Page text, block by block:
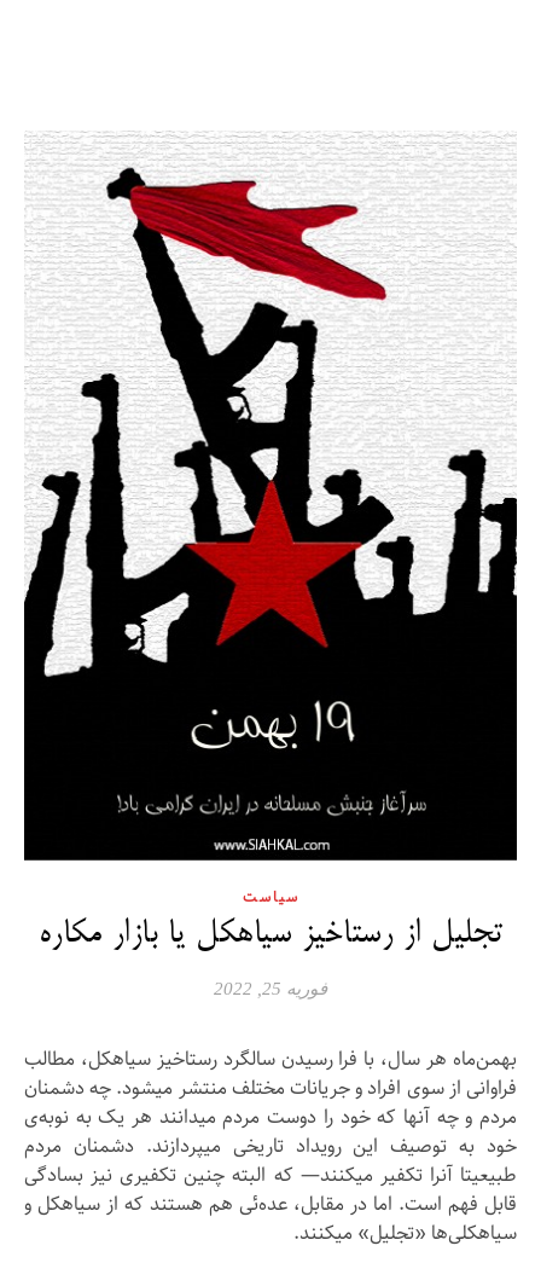
سیاست
تجلیل از رستاخیز سیاهکل یا بازار مکاره
فوریه 25, 2022
بهمن‌ماه هر سال، با فرا رسیدن سالگرد رستاخیز سیاهکل، مطالب
فراوانی از سوی افراد و جریانات مختلف منتشر میشود. چه دشمنان
مردم و چه آنها که خود را دوست مردم میدانند هر یک به نوبه‌ی
خود به توصیف این رویداد تاریخی میپردازند. دشمنان مردم
طبیعیتا آنرا تکفیر میکنند— که البته چنین تکفیری نیز بسادگی
قابل فهم است. اما در مقابل، عده‌ئی هم هستند که از سیاهکل و
سیاهکلی‌ها «تجلیل» میکنند.